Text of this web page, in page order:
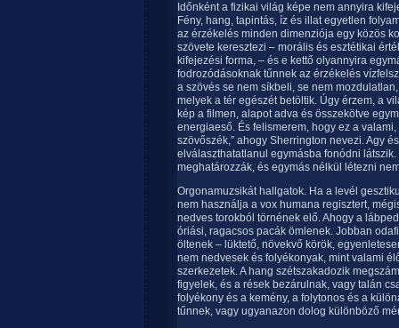
Időnként a fizikai világ képe nem annyira
Fény, hang, tapintás, íz és illat egyetlen
az érzékelés minden dimenziója egy közös
szövete keresztezi – morális és esztétikai
kifejezési forma, – és e kettő olyannyira
fodrozódásoknak tűnnek az érzékelés
a szövés se nem síkbeli, se nem
melyek a tér egészét betöltik. Úgy érzem, a
kép a filmen, alapot adva és összekötve
energiaeső. És felismerem, hogy ez a
szövőszék,” ahogy Sherrington nevezi. Agy
elválaszthatatlanul egymásba fonódni
meghatározzák, és egymás nélkül létezni
Orgonamuzsikát hallgatok. Ha a levél
nem használja a vox humana regisztert,
nedves torokból törnének elő. Ahogy a
óriási, ragacsos pacák ömlenek. Jobban
öltenek – lüktető, növekvő körök,
nem nedvesek és folyékonyak, mint valami
szerkezetek. A hang szétszakadozik
figyelek, és a rések bezárulnak, vagy talán
folyékony és a kemény, a folytonos és a
tűnnek, vagy ugyanazon dolog különböző